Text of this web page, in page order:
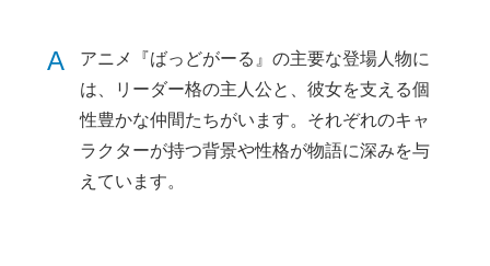
A
アニメ『ばっどがーる』の主要な登場人物に
は、リーダー格の主人公と、彼女を支える個
性豊かな仲間たちがいます。それぞれのキャ
ラクターが持つ背景や性格が物語に深みを与
えています。